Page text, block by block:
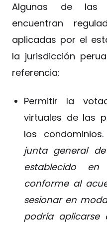
Algunas de las
encuentran
aplicadas por el
la jurisdicción
referencia:
Permitir la
virtuales de las
los condominios.
junta general
establecido
conforme al
sesionar en
podría